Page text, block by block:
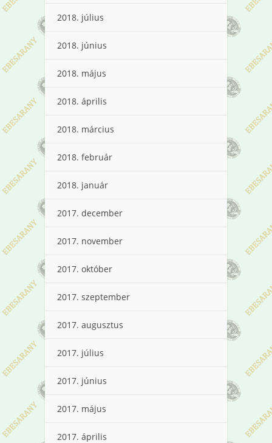
2018. július
2018. június
2018. május
2018. április
2018. március
2018. február
2018. január
2017. december
2017. november
2017. október
2017. szeptember
2017. augusztus
2017. július
2017. június
2017. május
2017. április